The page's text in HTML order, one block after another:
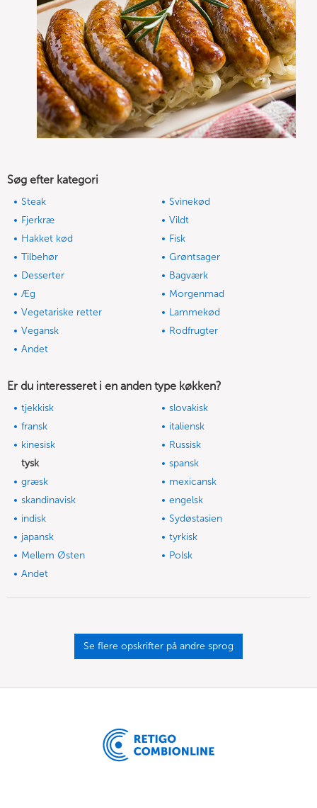
Søg efter kategori
Steak
Svinekød
Fjerkræ
Vildt
Hakket kød
Fisk
Tilbehør
Grøntsager
Desserter
Bagværk
Æg
Morgenmad
Vegetariske retter
Lammekød
Vegansk
Rodfrugter
Andet
Er du interesseret i en anden type køkken?
tjekkisk
slovakisk
fransk
italiensk
kinesisk
Russisk
tysk
spansk
græsk
mexicansk
skandinavisk
engelsk
indisk
Sydøstasien
japansk
tyrkisk
Mellem Østen
Polsk
Andet
Se flere opskrifter på andre sprog